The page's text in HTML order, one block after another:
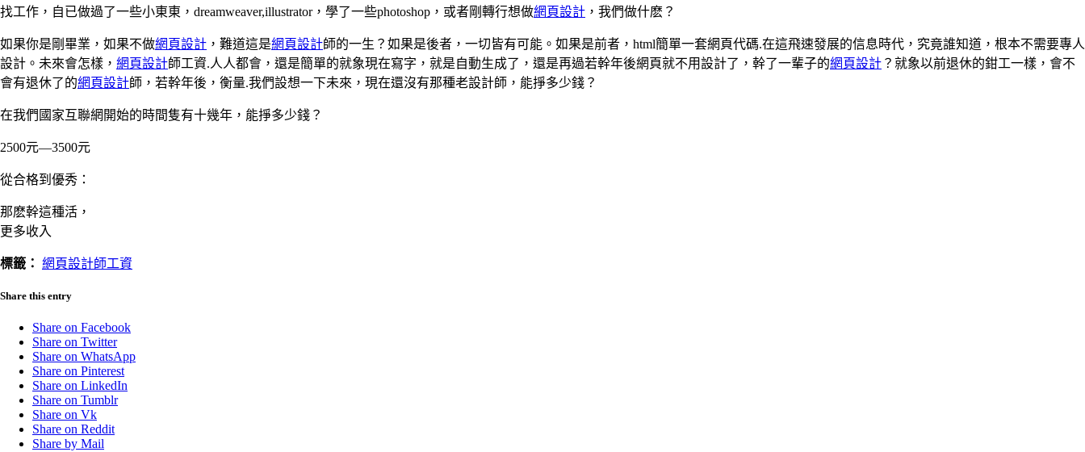
找工作，自已做過了一些小東東，dreamweaver,illustrator，學了一些photoshop，或者剛轉行想做網頁設計 ，我們做什麽？
如果你是剛畢業，如果不做網頁設計 ，難道這是網頁設計師的一生？如果是後者，一切皆有可能。如果是前者，html簡單一套網頁代碼.在這飛速發展的信息時代，究竟誰知道，根本不需要專人
設計。未來會怎樣， 網頁設計師工資.人人都會，還是簡單的就象現在寫字，就是自動生成了，還是再過若幹年後網頁就不用設計了，幹了一輩子的網頁設計 ？就象以前退休的鉗工一樣，會不
會有退休了的網頁設計師，若幹年後，衡量.我們設想一下未來，現在還沒有那種老設計師，能掙多少錢？
在我們國家互聯網開始的時間隻有十幾年，能掙多少錢？
2500元—3500元
從合格到優秀：
那麽幹這種活，
更多收入
標籤： 網頁設計師工資
Share this entry
Share on Facebook
Share on Twitter
Share on WhatsApp
Share on Pinterest
Share on LinkedIn
Share on Tumblr
Share on Vk
Share on Reddit
Share by Mail